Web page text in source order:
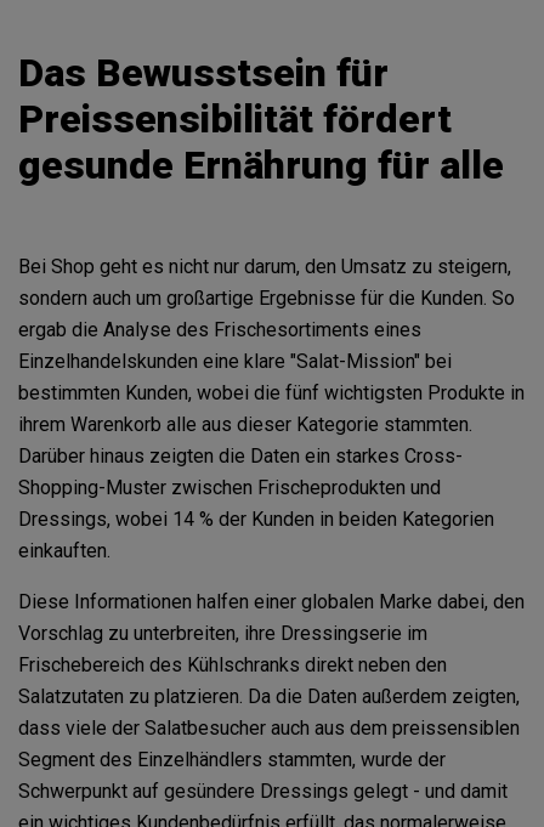
Das Bewusstsein für
Preissensibilität fördert
gesunde Ernährung für alle
Bei Shop geht es nicht nur darum, den Umsatz zu steigern,
sondern auch um großartige Ergebnisse für die Kunden. So
ergab die Analyse des Frischesortiments eines
Einzelhandelskunden eine klare "Salat-Mission" bei
bestimmten Kunden, wobei die fünf wichtigsten Produkte in
ihrem Warenkorb alle aus dieser Kategorie stammten.
Darüber hinaus zeigten die Daten ein starkes Cross-
Shopping-Muster zwischen Frischeprodukten und
Dressings, wobei 14 % der Kunden in beiden Kategorien
einkauften.
Diese Informationen halfen einer globalen Marke dabei, den
Vorschlag zu unterbreiten, ihre Dressingserie im
Frischebereich des Kühlschranks direkt neben den
Salatzutaten zu platzieren. Da die Daten außerdem zeigten,
dass viele der Salatbesucher auch aus dem preissensiblen
Segment des Einzelhändlers stammten, wurde der
Schwerpunkt auf gesündere Dressings gelegt - und damit